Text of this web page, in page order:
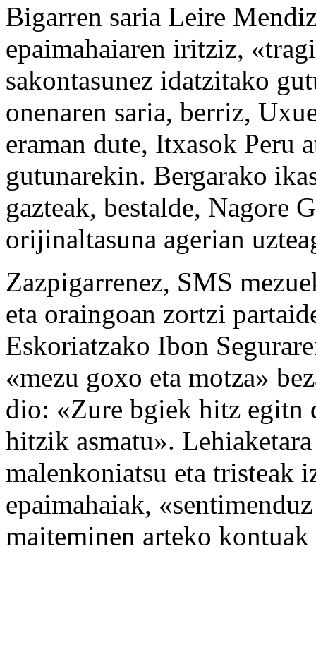
Bigarren saria Leire
epaimahaiaren iritziz,
sakontasunez idatzitako
onenaren saria, berriz,
eraman dute, Itxasok Peru
gutunarekin. Bergarako
gazteak, bestalde, Nagore
orijinaltasuna agerian
Zazpigarrenez, SMS
eta oraingoan zortzi
Eskoriatzako Ibon
«mezu goxo eta motza»
dio: «Zure bgiek hitz egitn
hitzik asmatu».
malenkoniatsu eta tristeak
epaimahaiak,
maiteminen arteko